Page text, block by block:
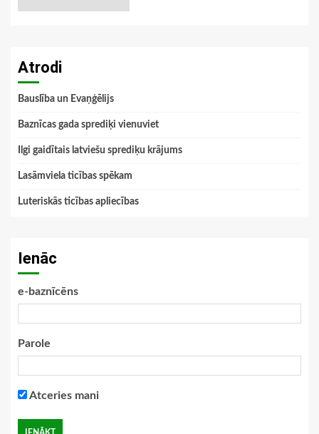
Atrodi
Bauslība un Evaņģēlijs
Baznīcas gada sprediķi vienuviet
Ilgi gaidītais latviešu sprediķu krājums
Lasāmviela ticības spēkam
Luteriskās ticības apliecības
Ienāc
e-baznīcēns
Parole
Atceries mani